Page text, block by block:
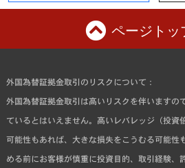
ページトッ
外国為替証拠金取引のリスクについて：
外国為替証拠金取引は高いリスクを伴いますの
ているとはいえません。高いレバレッジ（投資
可能性もあれば、大きな損失をこうむる可能性
める前にお客様が慎重に投資目的、取引経験、